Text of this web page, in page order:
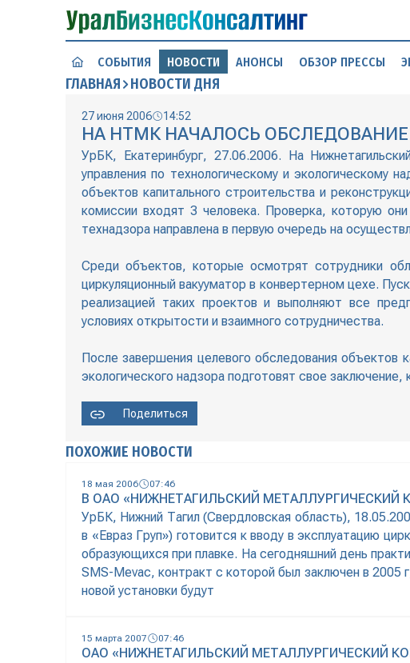
СОБЫТИЯ НОВОСТИ АНОНСЫ ОБЗОР ПРЕССЫ
ГЛАВНАЯ НОВОСТИ ДНЯ
27 июня 2006 14:52
НА НТМК НАЧАЛОСЬ
УрБК, Екатеринбург, 27.06.2006. На
управления по технологическому и экологическому
объектов капитального строительства и
комиссии входят 3 человека. Проверка, которую
технадзора направлена в первую очередь на
Среди объектов, которые осмотрят сотрудники
циркуляционный вакууматор в конвертерном цехе.
реализацией таких проектов и выполняют все
условиях открытости и взаимного сотрудничества.
После завершения целевого обследования объектов
экологического надзора подготовят свое
Поделиться
ПОХОЖИЕ НОВОСТИ
18 мая 2006 07:46
В ОАО «НИЖНЕТАГИЛЬСКИЙ
УрБК, Нижний Тагил (Свердловская область),
в «Евраз Груп») готовится к вводу в эксплуатацию
образующихся при плавке. На сегодняшний день
SMS-Mevac, контракт с которой был заключен в
новой установки будут
15 марта 2007 07:46
ОАО «НИЖНЕТАГИЛЬСКИЙ МЕТАЛЛУРГИЧЕСКИЙ